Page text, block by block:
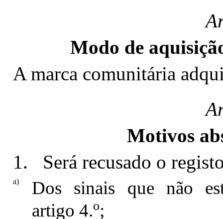
Modo de
A marca comunitária
Motivos
1. Será recusado o
a)
Dos sinais que não
artigo 4.o;